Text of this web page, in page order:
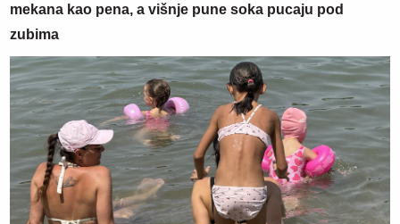
mekana kao pena, a višnje pune soka pucaju pod
zubima